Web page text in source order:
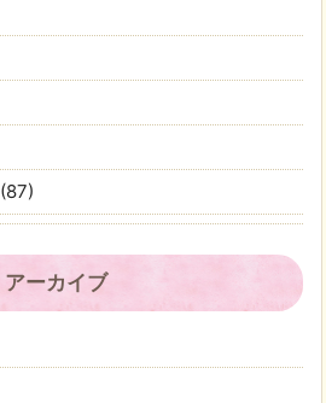
(87)
アーカイブ